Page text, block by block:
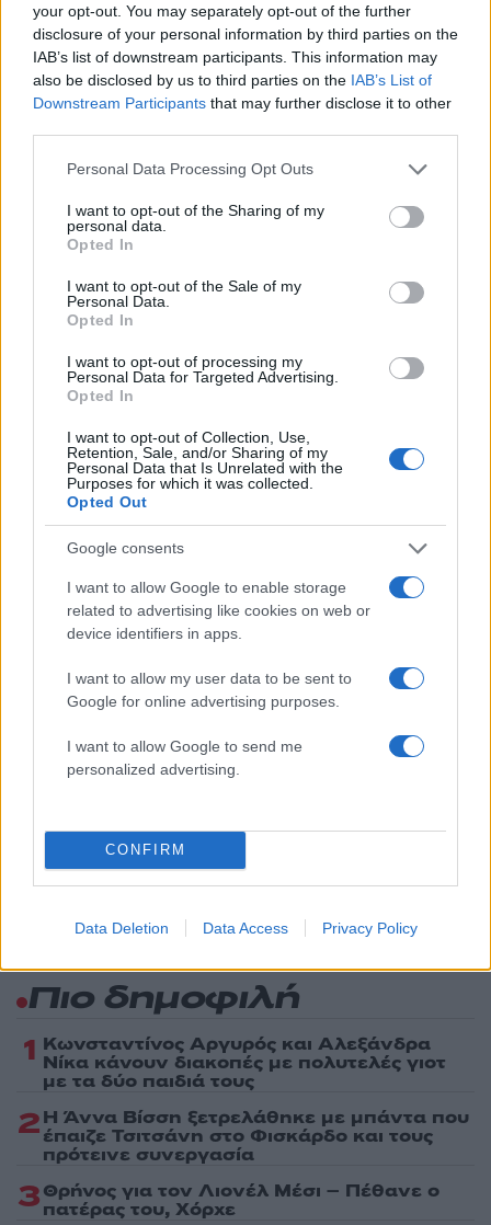
your opt-out. You may separately opt-out of the further
disclosure of your personal information by third parties on the
IAB’s list of downstream participants. This information may
also be disclosed by us to third parties on the IAB’s List of
Downstream Participants that may further disclose it to other
Please note that this website/app uses one or more Google
not limited to your visit or usage behaviour. You may click to
grant or deny consent to Google and its third-party tags to
use your data for below specified purposes in below Google
consent section.
Personal Data Processing Opt Outs
I want to opt-out of the Sharing of my
personal data.
Opted In
I want to opt-out of the Sale of my
Personal Data.
Opted In
I want to opt-out of processing my
Personal Data for Targeted Advertising.
Opted In
I want to opt-out of Collection, Use,
Retention, Sale, and/or Sharing of my
Personal Data that Is Unrelated with the
Purposes for which it was collected.
Opted Out
Google consents
I want to allow Google to enable storage
related to advertising like cookies on web or
device identifiers in apps.
I want to allow my user data to be sent to
Google for online advertising purposes.
I want to allow Google to send me
personalized advertising.
CONFIRM
Data Deletion Data Access Privacy Policy
Σχόλια
Σχολίασε εδώ
50 /50
Υποβολή σχολίου
Όροι Χρήσης . Το site προστατεύεται από reCAPTCHA, ισχύουν
Όροι Χρήσης
ΒΟΥΛΗ
ΜΝΗΜΕΙΟ ΑΓΝΩΣΤΟΥ ΣΤΡΑΤΙΩΤΗ
ΤΡΟΠΟΛΟΓΙΑ
Share:
ενημερωθείτε πρώτοι για όλη την ειδησεογραφία και τα
τελευταία νέατης ημέρας
Συγγενείς των θυμάτων
στα Τέμπη έγραψαν ξανά
τα ονόματα των νεκρών
της τραγωδίας μπροστά
από τον Άγνωστο
Στρατιώτη
Εκρηκτικό κοκτέιλ
40άρια και 8 μποφόρ
συναγερμό η χώρα
φωτιές, ενισχύονται
άνεμοι τις επόμενες
Πιο δημοφιλή
1 Κωνσταντίνος Αργυρός και Αλεξάνδρα
Νίκα κάνουν διακοπές με πολυτελές γιοτ
με τα δύο παιδιά τους
2Η Άννα Βίσση ξετρελάθηκε με μπάντα που
έπαιζε Τσιτσάνη στο Φισκάρδο και τους
πρότεινε συνεργασία
3Θρήνος για τον Λιονέλ Μέσι – Πέθανε ο
πατέρας του, Χόρχε